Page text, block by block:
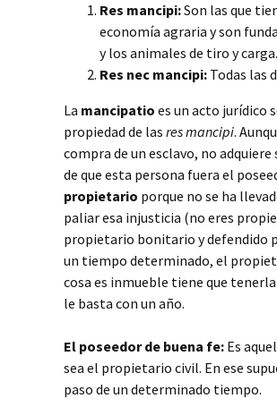
Res mancipi:Son las que
economía agraria y son
y los animales de tiro y carga.
Res nec mancipi: Todas las
La mancipatio es un acto jurídico
propiedad de las res mancipi.
compra de un esclavo, no
de que esta persona fuera el
propietario porque no se ha
paliar esa injusticia (no eres
propietario bonitario y defendido
un tiempo determinado, el
cosa es inmueble tiene que
le basta con un año.
El poseedor de buena fe: Es
sea el propietario civil. En ese
paso de un determinado tiempo.